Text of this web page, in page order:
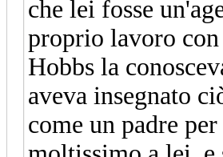
che lei fosse
proprio lavoro
Hobbs la
aveva insegnato
come un padre